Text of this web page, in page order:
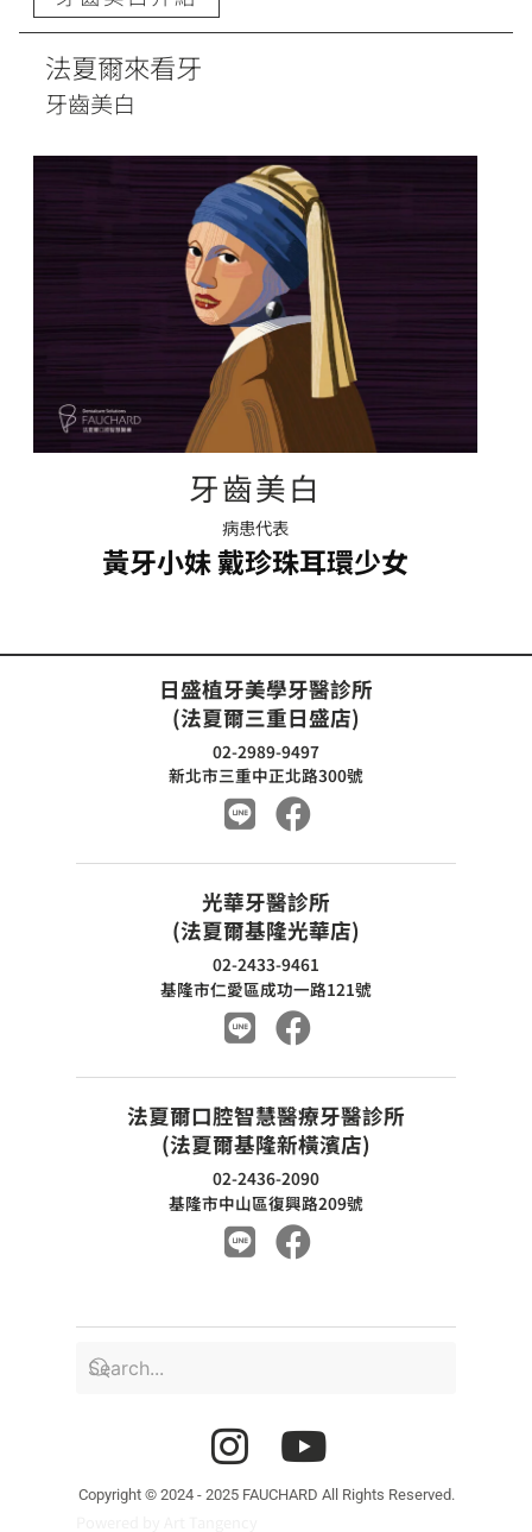
法夏爾來看牙
牙齒美白
牙齒美白
病患代表
黃牙小妹 戴珍珠耳環少女
日盛植牙美學牙醫診所
(法夏爾三重日盛店)
02-2989-9497
新北市三重中正北路300號
光華牙醫診所
(法夏爾基隆光華店)
02-2433-9461
基隆市仁愛區成功一路121號
法夏爾口腔智慧醫療牙醫診所
(法夏爾基隆新橫濱店)
02-2436-2090
基隆市中山區復興路209號
Copyright © 2024 - 2025 FAUCHARD All Rights Reserved.